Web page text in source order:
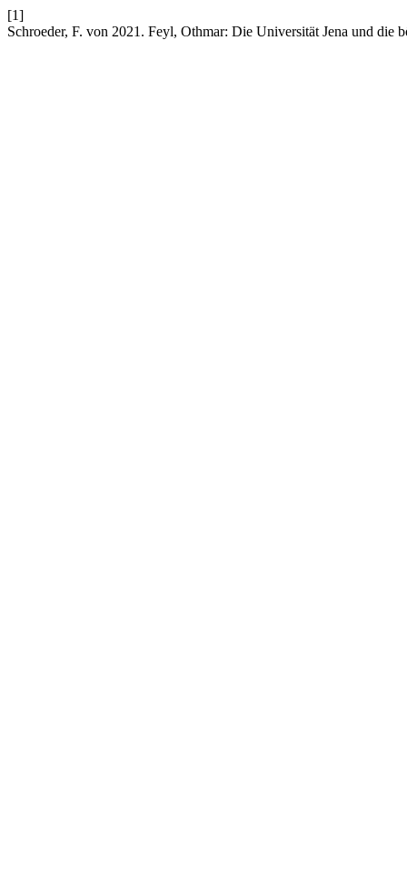
[1]
Schroeder, F. von 2021. Feyl, Othmar: Die Universität Jena und die